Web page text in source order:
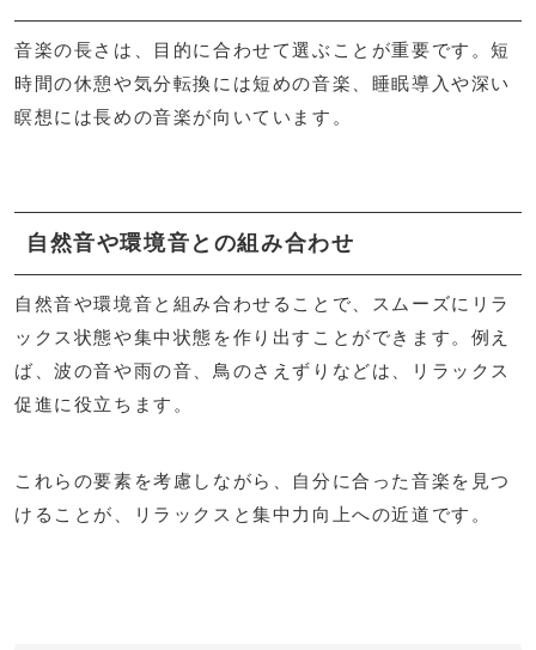
音楽の長さは、目的に合わせて選ぶことが重要です。短
時間の休憩や気分転換には短めの音楽、睡眠導入や深い
瞑想には長めの音楽が向いています。
自然音や環境音との組み合わせ
自然音や環境音と組み合わせることで、スムーズにリラ
ックス状態や集中状態を作り出すことができます。例え
ば、波の音や雨の音、鳥のさえずりなどは、リラックス
促進に役立ちます。
これらの要素を考慮しながら、自分に合った音楽を見つ
けることが、リラックスと集中力向上への近道です。